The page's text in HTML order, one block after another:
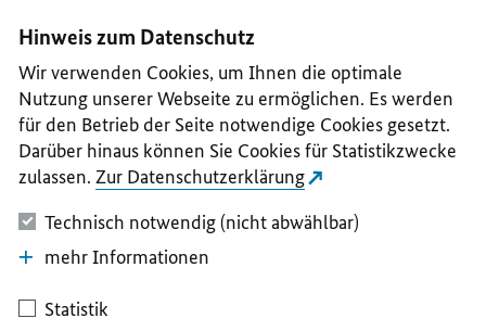
II
III
IV
V
Hinweis zum Datenschutz
Wir verwenden Cookies, um Ihnen die optimale
Nutzung unserer Webseite zu ermöglichen. Es werden
für den Betrieb der Seite notwendige Cookies gesetzt.
Darüber hinaus können Sie Cookies für Statistikzwecke
zulassen. Zur Datenschutzerklärung
Technisch notwendig (nicht abwählbar)
mehr Informationen
Statistik